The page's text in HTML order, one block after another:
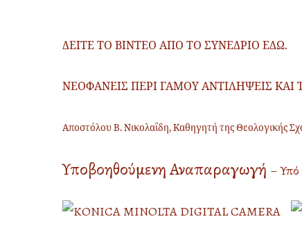
ΔΕΙΤΕ ΤΟ ΒΙΝΤΕΟ ΑΠΟ ΤΟ ΣΥΝΕΔΡΙΟ ΕΔΩ.
ΝΕΟΦΑΝΕΙΣ ΠΕΡΙ ΓΑΜΟΥ ΑΝΤΙΛΗΨΕΙΣ
Αποστόλου Β. Νικολαΐδη, Καθηγητή της Θεολογικής
Υποβοηθούμενη Αναπαραγωγή –